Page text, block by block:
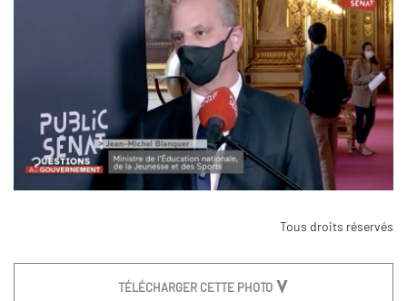
Tous droits réservés
TÉLÉCHARGER CETTE PHOTO